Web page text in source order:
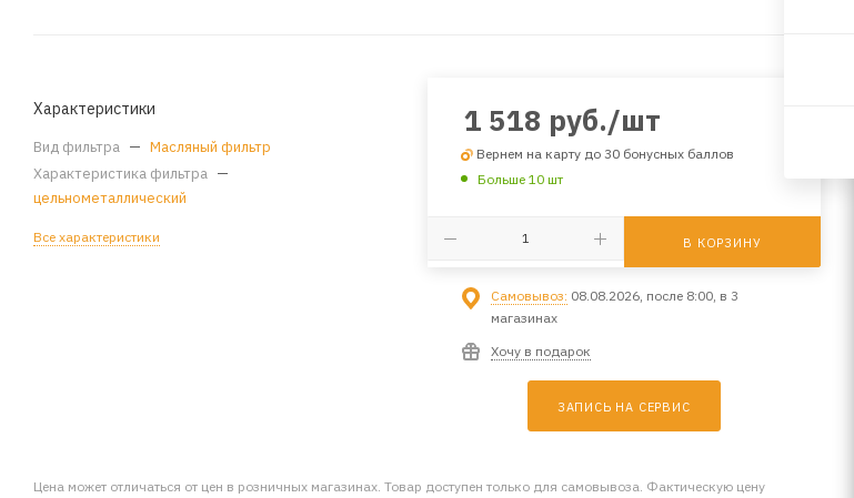
Характеристики
Вид фильтра — Масляный фильтр
Характеристика фильтра —
цельнометаллический
Все характеристики
1 518 руб./шт
Вернем на карту до 30 бонусных баллов
Больше 10 шт
В КОРЗИНУ
Самовывоз: 08.08.2026, после 8:00, в 3
магазинах
Хочу в подарок
ЗАПИСЬ НА СЕРВИС
Цена может отличаться от цен в розничных магазинах. Товар доступен только для самовывоза. Фактическую цену